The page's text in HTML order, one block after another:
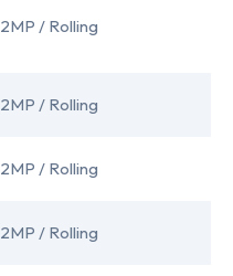
2MP / Rolling
2MP / Rolling
2MP / Rolling
2MP / Rolling